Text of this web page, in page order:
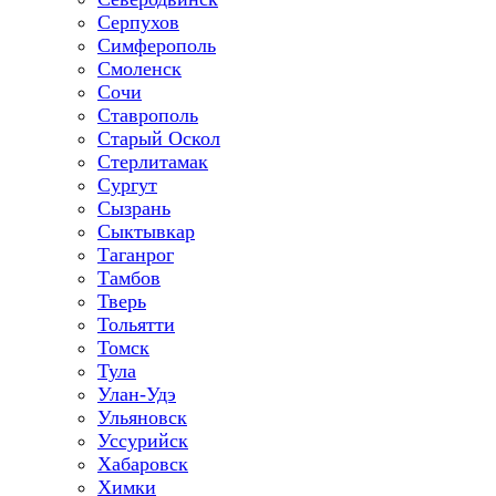
Серпухов
Симферополь
Смоленск
Сочи
Ставрополь
Старый Оскол
Стерлитамак
Сургут
Сызрань
Сыктывкар
Таганрог
Тамбов
Тверь
Тольятти
Томск
Тула
Улан-Удэ
Ульяновск
Уссурийск
Хабаровск
Химки